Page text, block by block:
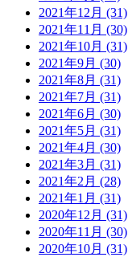
2021年12月 (31)
2021年11月 (30)
2021年10月 (31)
2021年9月 (30)
2021年8月 (31)
2021年7月 (31)
2021年6月 (30)
2021年5月 (31)
2021年4月 (30)
2021年3月 (31)
2021年2月 (28)
2021年1月 (31)
2020年12月 (31)
2020年11月 (30)
2020年10月 (31)